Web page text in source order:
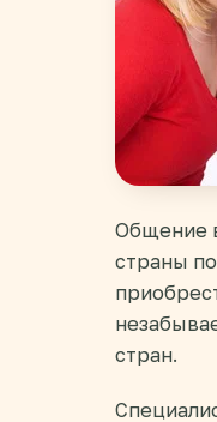
Общение
страны
стран.